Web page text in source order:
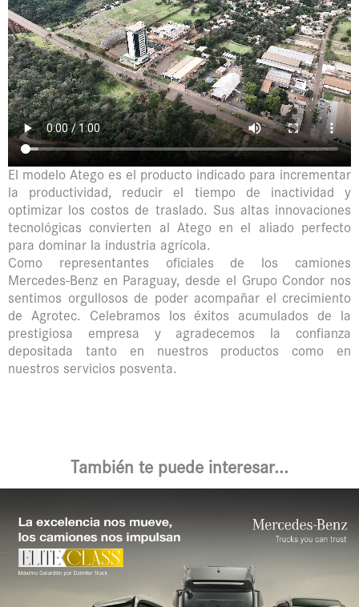
El modelo Atego es el producto indicado para incrementar
la productividad, reducir el tiempo de inactividad y
optimizar los costos de traslado. Sus altas innovaciones
tecnológicas convierten al Atego en el aliado perfecto
para dominar la industria agrícola.
Como representantes oficiales de los camiones
Mercedes-Benz en Paraguay, desde el Grupo Condor nos
sentimos orgullosos de poder acompañar el crecimiento
de Agrotec. Celebramos los éxitos acumulados de la
prestigiosa empresa y agradecemos la confianza
depositada tanto en nuestros productos como en
nuestros servicios posventa.
También te puede interesar...